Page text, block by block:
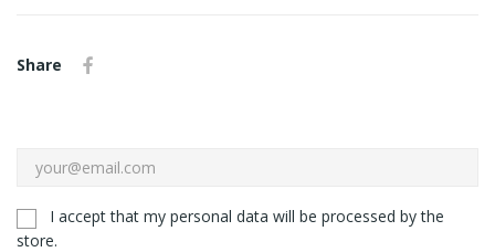
Share
I accept that my personal data will be processed by the
store.